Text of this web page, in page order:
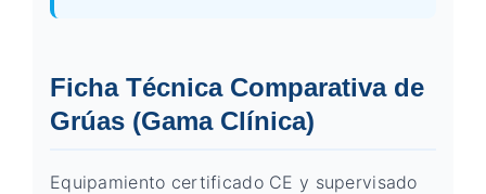
Ficha Técnica Comparativa de
Grúas (Gama Clínica)
Equipamiento certificado CE y supervisado